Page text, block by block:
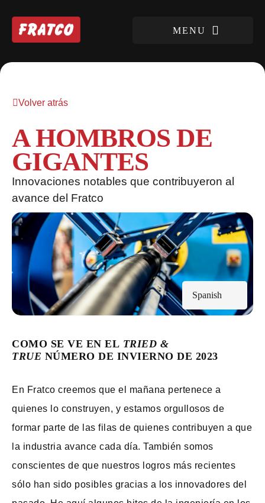
Volver atrás
A HOMBROS DE
GIGANTES
Innovaciones notables que contribuyeron al
avance del Fratco
Spanish
COMO SE VE EN EL TRIED &
TRUE NÚMERO DE INVIERNO DE 2023
En Fratco creemos que el mañana pertenece a
quienes lo construyen, y estamos orgullosos de
formar parte de las filas de quienes contribuyen a que
la industria avance cada día. También somos
conscientes de que nuestros logros más recientes
sólo han sido posibles gracias a los innovadores del